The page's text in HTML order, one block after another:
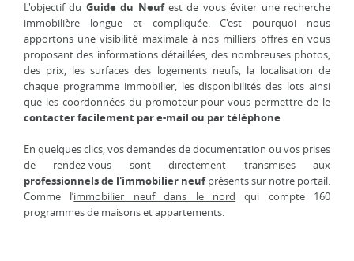
L'objectif du Guide du Neufest de vous éviter une recherche
immobilière longue et compliquée. C'est pourquoi nous
apportons une visibilité maximale à nos milliers offres en vous
proposant des informations détaillées, des nombreuses photos,
des prix, les surfaces des logements neufs, la localisation de
chaque programme immobilier, les disponibilités des lots ainsi
que les coordonnées du promoteur pour vous permettre de le
contacter facilement par e-mail ou par téléphone.
En quelques clics, vos demandes de documentation ou vos prises
de rendez-vous sont directement transmises aux
professionnels de l'immobilier neufprésents sur notre portail.
Comme l’immobilier neuf dans le nord qui compte 160
programmes de maisons et appartements.